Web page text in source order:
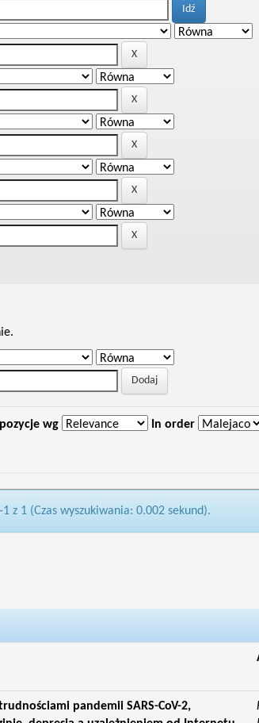
wg In order
z 1 (Czas wyszukiwania: 0.002 sekund).
pandemii SARS-CoV-2,